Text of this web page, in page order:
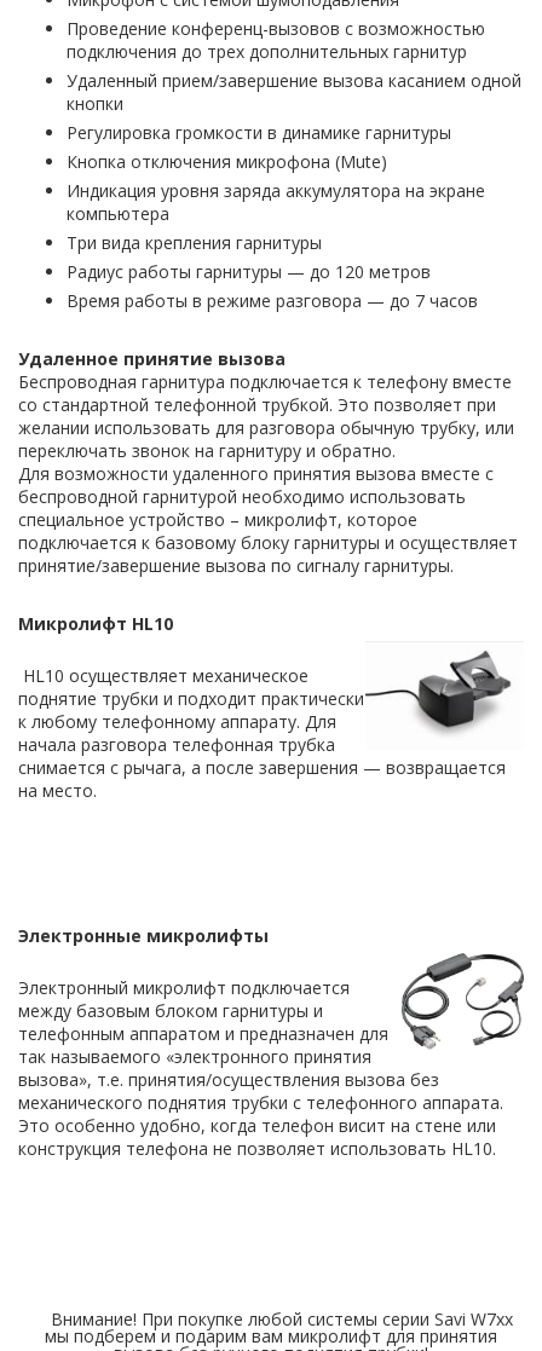
Проведение конференц-вызовов с возможностью
подключения до трех дополнительных гарнитур
Удаленный прием/завершение вызова касанием одной
кнопки
Регулировка громкости в динамике гарнитуры
Кнопка отключения микрофона (Mute)
Индикация уровня заряда аккумулятора на экране
компьютера
Три вида крепления гарнитуры
Радиус работы гарнитуры — до 120 метров
Время работы в режиме разговора — до 7 часов
Удаленное принятие вызова
Беспроводная гарнитура подключается к телефону вместе
со стандартной телефонной трубкой. Это позволяет при
желании использовать для разговора обычную трубку, или
переключать звонок на гарнитуру и обратно.
Для возможности удаленного принятия вызова вместе с
беспроводной гарнитурой необходимо использовать
специальное устройство – микролифт, которое
подключается к базовому блоку гарнитуры и осуществляет
принятие/завершение вызова по сигналу гарнитуры.
Микролифт HL10
HL10 осуществляет механическое
поднятие трубки и подходит практически
к любому телефонному аппарату. Для
начала разговора телефонная трубка
снимается с рычага, а после завершения — возвращается
на место.
Электронные микролифты
Электронный микролифт подключается
между базовым блоком гарнитуры и
телефонным аппаратом и предназначен для
так называемого «электронного принятия
вызова», т.е. принятия/осуществления вызова без
механического поднятия трубки с телефонного аппарата.
Это особенно удобно, когда телефон висит на стене или
конструкция телефона не позволяет использовать HL10.
Внимание! При покупке любой системы серии Savi W7xx
мы подберем и подарим вам микролифт для принятия